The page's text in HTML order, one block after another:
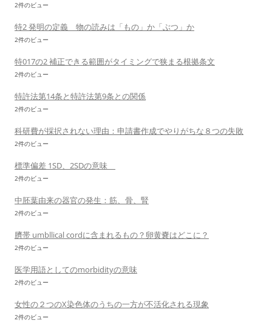
2件のビュー
特2 発明の定義 物の読みは「もの」か「ぶつ」か
2件のビュー
特017の2 補正できる範囲がタイミングで狭まる根拠条文
2件のビュー
特許法第14条と特許法第9条との関係
2件のビュー
科研費が採択されない理由：申請書作成でやりがちな８つの失敗
2件のビュー
標準偏差 1SD、2SDの意味
2件のビュー
中胚葉由来の器官の発生：筋、骨、腎
2件のビュー
臍帯 umbllical cordに含まれるもの？卵黄嚢はどこに？
2件のビュー
医学用語としてのmorbidityの意味
2件のビュー
女性の２つのX染色体のうちの一方が不活化される現象
2件のビュー